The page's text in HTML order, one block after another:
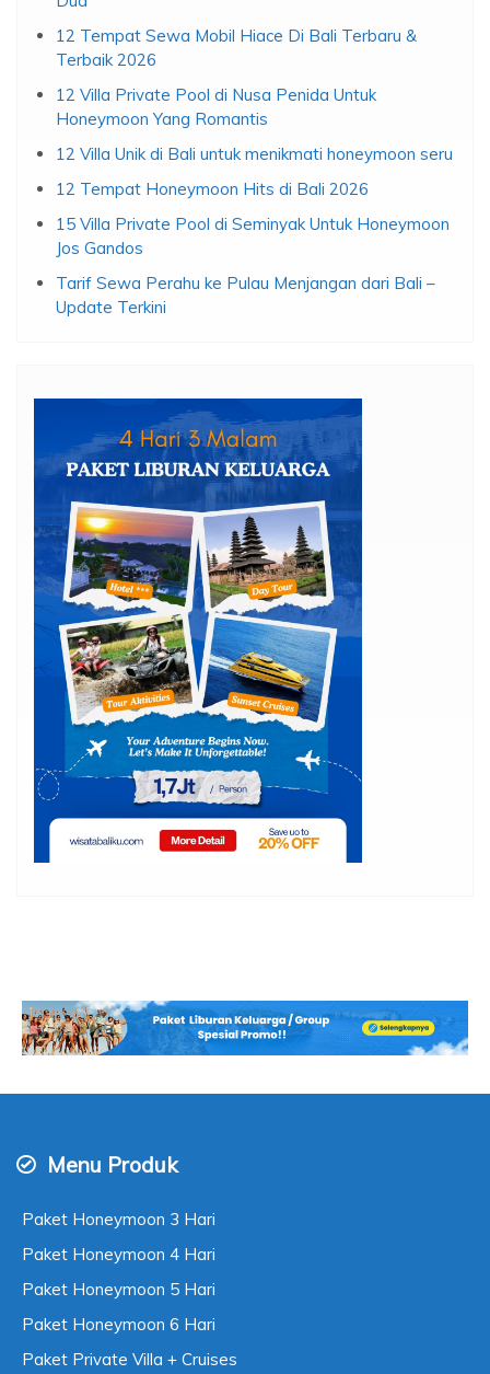
12 Tempat Sewa Mobil Hiace Di Bali Terbaru &
Terbaik 2026
12 Villa Private Pool di Nusa Penida Untuk
Honeymoon Yang Romantis
12 Villa Unik di Bali untuk menikmati honeymoon seru
12 Tempat Honeymoon Hits di Bali 2026
15 Villa Private Pool di Seminyak Untuk Honeymoon
Jos Gandos
Tarif Sewa Perahu ke Pulau Menjangan dari Bali –
Update Terkini
Menu Produk
Paket Honeymoon 3 Hari
Paket Honeymoon 4 Hari
Paket Honeymoon 5 Hari
Paket Honeymoon 6 Hari
Paket Private Villa + Cruises